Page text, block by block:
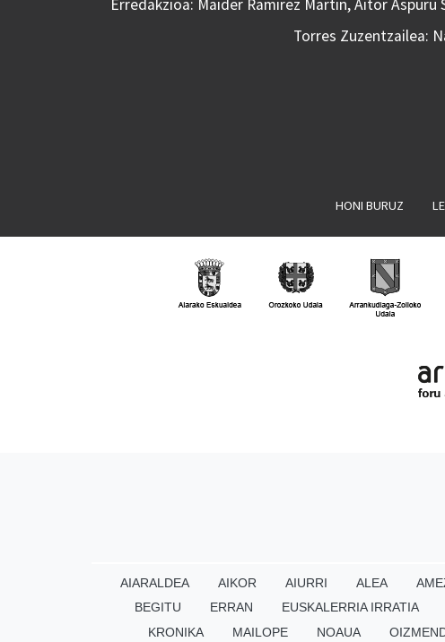
Erredakzioa: Maider Ramirez Martin, Aitor
Torres Zuzentzailea:
HONI BURUZ
AIARALDEA AIKOR AIURRI ALEA
BEGITU
ERRAN EUSKALERRIA IRRATIA
KRONIKA
MAILOPE NOAUA